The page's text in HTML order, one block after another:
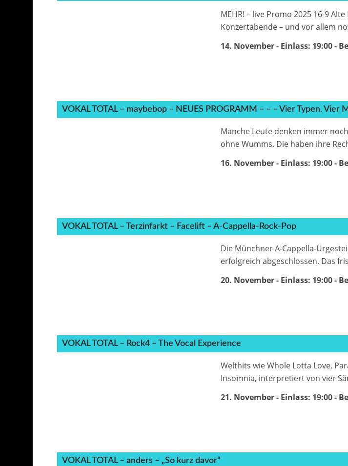
MEHR! – live Promo 2025 16-9
Konzertabende – und vor allem
14. November - Einlass: 19:00-
VOKAL TOTAL – maybebop – NEUES PROGRAMM – – – Vier Typen. Vier
Manche Leute denken immer
ohne Wumms. Die haben ihre
16. November - Einlass: 19:00-
VOKAL TOTAL – Terzinfarkt – Facelift – A-Cappella-Rock-Pop
Die Münchner A-Cappella-
erfolgreich abgeschlossen. Das
20. November - Einlass: 19:00-
VOKAL TOTAL – Rock4 – The Vocal Experience
Welthits wie Whole Lotta Love,
Insomnia, interpretiert von vier
21. November - Einlass: 19:00-
VOKAL TOTAL – anders – „So kurz davor“